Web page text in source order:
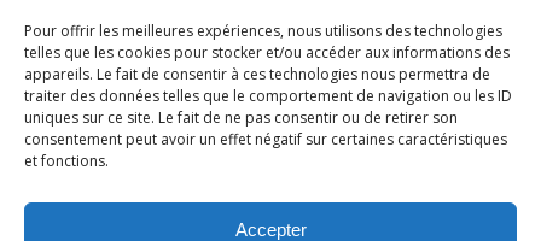
Pour offrir les meilleures expériences, nous utilisons des technologies
telles que les cookies pour stocker et/ou accéder aux informations des
appareils. Le fait de consentir à ces technologies nous permettra de
traiter des données telles que le comportement de navigation ou les ID
uniques sur ce site. Le fait de ne pas consentir ou de retirer son
consentement peut avoir un effet négatif sur certaines caractéristiques
et fonctions.
Accepter
MEDIA
MEDIAPART
MEDINE
MÉLENCHON
MELENCHON